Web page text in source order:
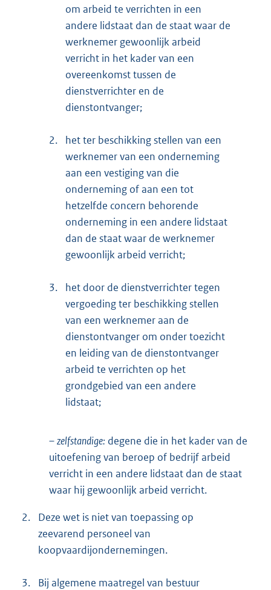
om arbeid te verrichten in een
andere lidstaat dan de staat waar de
werknemer gewoonlijk arbeid
verricht in het kader van een
overeenkomst tussen de
dienstverrichter en de
dienstontvanger;
2.
het ter beschikking stellen van een
werknemer van een onderneming
aan een vestiging van die
onderneming of aan een tot
hetzelfde concern behorende
onderneming in een andere lidstaat
dan de staat waar de werknemer
gewoonlijk arbeid verricht;
3.
het door de dienstverrichter tegen
vergoeding ter beschikking stellen
van een werknemer aan de
dienstontvanger om onder toezicht
en leiding van de dienstontvanger
arbeid te verrichten op het
grondgebied van een andere
lidstaat;
–zelfstandige: degene die in het kader van de
uitoefening van beroep of bedrijf arbeid
verricht in een andere lidstaat dan de staat
waar hij gewoonlijk arbeid verricht.
2.
Deze wet is niet van toepassing op
zeevarend personeel van
koopvaardijondernemingen.
3.
Bij algemene maatregel van bestuur